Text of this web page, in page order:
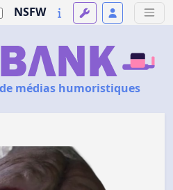
NSFW
médias humoristiques